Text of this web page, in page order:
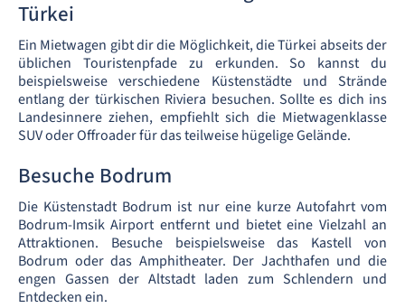
Türkei
Ein Mietwagen gibt dir die Möglichkeit, die Türkei abseits der
üblichen Touristenpfade zu erkunden. So kannst du
beispielsweise verschiedene Küstenstädte und Strände
entlang der türkischen Riviera besuchen. Sollte es dich ins
Landesinnere ziehen, empfiehlt sich die Mietwagenklasse
SUV oder Offroader für das teilweise hügelige Gelände.
Besuche Bodrum
Die Küstenstadt Bodrum ist nur eine kurze Autofahrt vom
Bodrum-Imsik Airport entfernt und bietet eine Vielzahl an
Attraktionen. Besuche beispielsweise das Kastell von
Bodrum oder das Amphitheater. Der Jachthafen und die
engen Gassen der Altstadt laden zum Schlendern und
Entdecken ein.